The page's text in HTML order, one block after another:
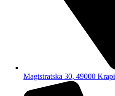
Magistratska 30, 49000